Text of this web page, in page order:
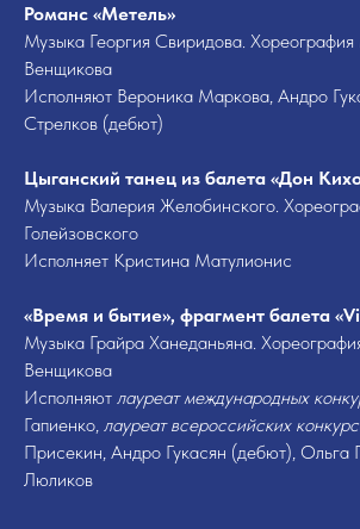
Романс «Метель»
Музыка Георгия Свиридова.
Венщикова
Исполняют Вероника Маркова, Андро
Стрелков (дебют)
Цыганский танец из балета «Дон
Музыка Валерия Желобинского.
Голейзовского
Исполняет Кристина Матулионис
«Время и бытие», фрагмент балета
Музыка Грайра Ханеданьяна.
Венщикова
Исполняют лауреат международных
Гапиенко, лауреат всероссийских
Присекин, Андро Гукасян (дебют), Ольга
Люликов